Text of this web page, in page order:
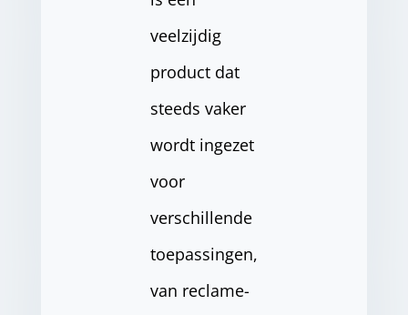
veelzijdig
product dat
steeds vaker
wordt ingezet
voor
verschillende
toepassingen,
van reclame-